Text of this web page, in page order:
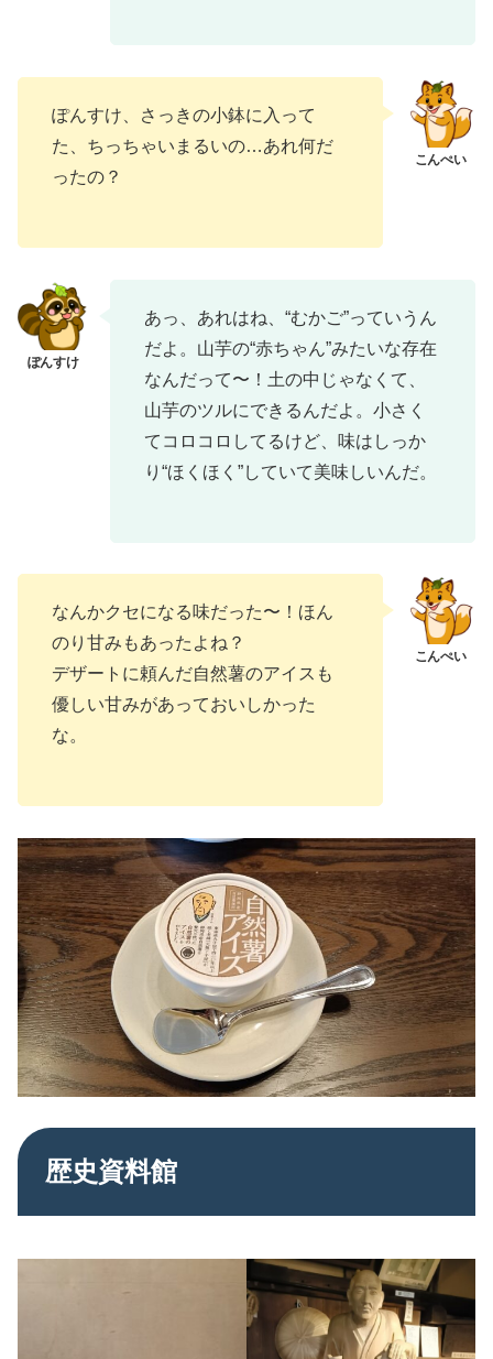
ぽんすけ、さっきの小鉢に入って
た、ちっちゃいまるいの…あれ何だ
ったの？
あっ、あれはね、“むかご”っていうん
だよ。山芋の“赤ちゃん”みたいな存在
なんだって〜！土の中じゃなくて、
山芋のツルにできるんだよ。小さく
てコロコロしてるけど、味はしっか
り“ほくほく”していて美味しいんだ。
なんかクセになる味だった〜！ほん
のり甘みもあったよね？
デザートに頼んだ自然薯のアイスも
優しい甘みがあっておいしかった
な。
歴史資料館